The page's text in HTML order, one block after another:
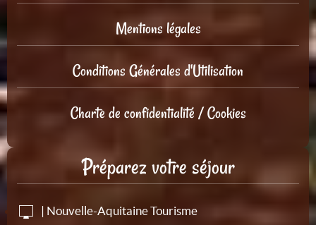
Mentions légales
Conditions Générales d'Utilisation
Charte de confidentialité / Cookies
Préparez votre séjour
| Nouvelle-Aquitaine Tourisme